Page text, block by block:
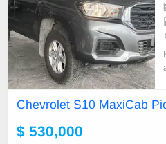
Chevrolet S10 MaxiCab
$ 530,000